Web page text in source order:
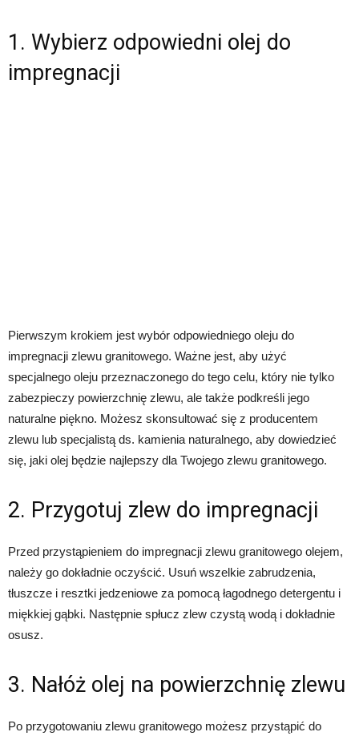
1. Wybierz odpowiedni olej do
impregnacji
Pierwszym krokiem jest wybór odpowiedniego oleju do
impregnacji zlewu granitowego. Ważne jest, aby użyć
specjalnego oleju przeznaczonego do tego celu, który nie tylko
zabezpieczy powierzchnię zlewu, ale także podkreśli jego
naturalne piękno. Możesz skonsultować się z producentem
zlewu lub specjalistą ds. kamienia naturalnego, aby dowiedzieć
się, jaki olej będzie najlepszy dla Twojego zlewu granitowego.
2. Przygotuj zlew do impregnacji
Przed przystąpieniem do impregnacji zlewu granitowego olejem,
należy go dokładnie oczyścić. Usuń wszelkie zabrudzenia,
tłuszcze i resztki jedzeniowe za pomocą łagodnego detergentu i
miękkiej gąbki. Następnie spłucz zlew czystą wodą i dokładnie
osusz.
3. Nałóż olej na powierzchnię zlewu
Po przygotowaniu zlewu granitowego możesz przystąpić do